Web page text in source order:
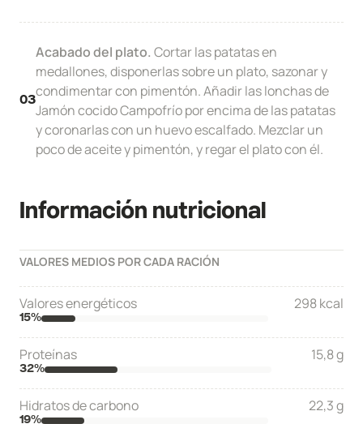
03
Acabado del plato. Cortar las patatas en
medallones, disponerlas sobre un plato, sazonar y
condimentar con pimentón. Añadir las lonchas de
Jamón cocido Campofrío por encima de las patatas
y coronarlas con un huevo escalfado. Mezclar un
poco de aceite y pimentón, y regar el plato con él.
Información nutricional
VALORES MEDIOS POR CADA RACIÓN
Valores energéticos 298 kcal
15%
Proteínas 15,8 g
32%
Hidratos de carbono 22,3 g
19%